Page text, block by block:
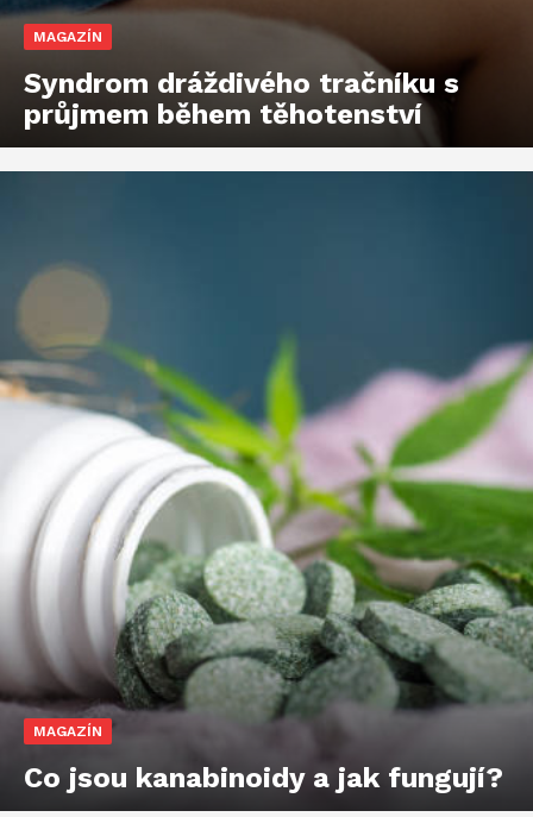
MAGAZÍN
Syndrom dráždivého tračníku s
průjmem během těhotenství
MAGAZÍN
Co jsou kanabinoidy a jak fungují?